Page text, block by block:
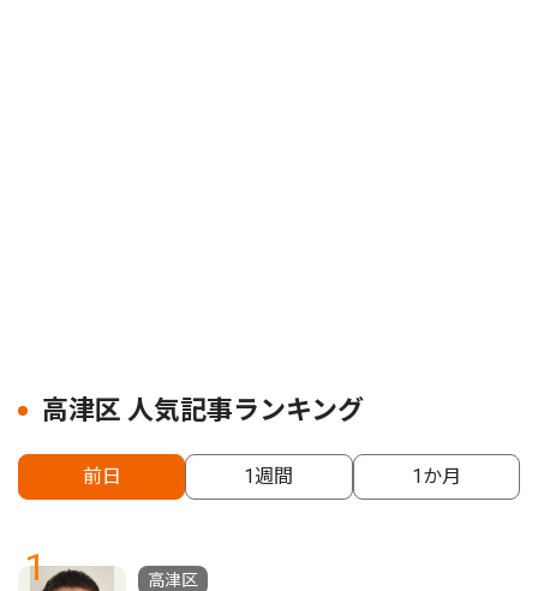
高津区 人気記事ランキング
前日 1週間 1か月
1
高津区